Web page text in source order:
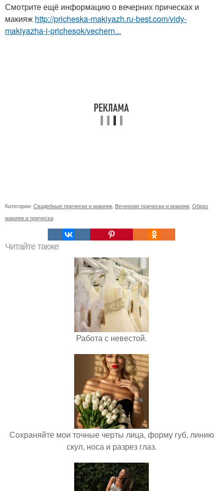
Смотрите ещё информацию о вечерних прическах и
макияж http://pricheska-makiyazh.ru-best.com/vidy-
makiyazha-i-prichesok/vechern...
Категории: Свадебные прически и макияж Вечерние прически и макияж Образ
макияж и прическа
Читайте также
Работа с невестой.
Сохраняйте мои точные черты лица, форму губ, линию
скул, носа и разрез глаз.